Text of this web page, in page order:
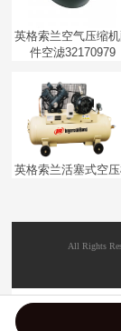
英格索兰空气压缩
件空滤32170979
英格索兰活塞式空
All Rights